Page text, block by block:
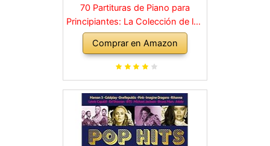
70 Partituras de Piano para
Principiantes: La Colección de los
Grandes Clásicos de la Música
dividida en 3 Niveles de dificultad
diferentes
Comprar en Amazon